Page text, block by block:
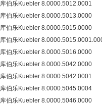
库伯乐Kuebler 8.0000.5012.0001
库伯乐Kuebler 8.0000.5013.0000
库伯乐Kuebler 8.0000.5015.0000
库伯乐Kuebler
库伯乐Kuebler 8.0000.5016.0000
库伯乐Kuebler 8.0000.5042.0000
库伯乐Kuebler 8.0000.5042.0001
库伯乐Kuebler 8.0000.5045.0004
库伯乐Kuebler 8.0000.5046.0000